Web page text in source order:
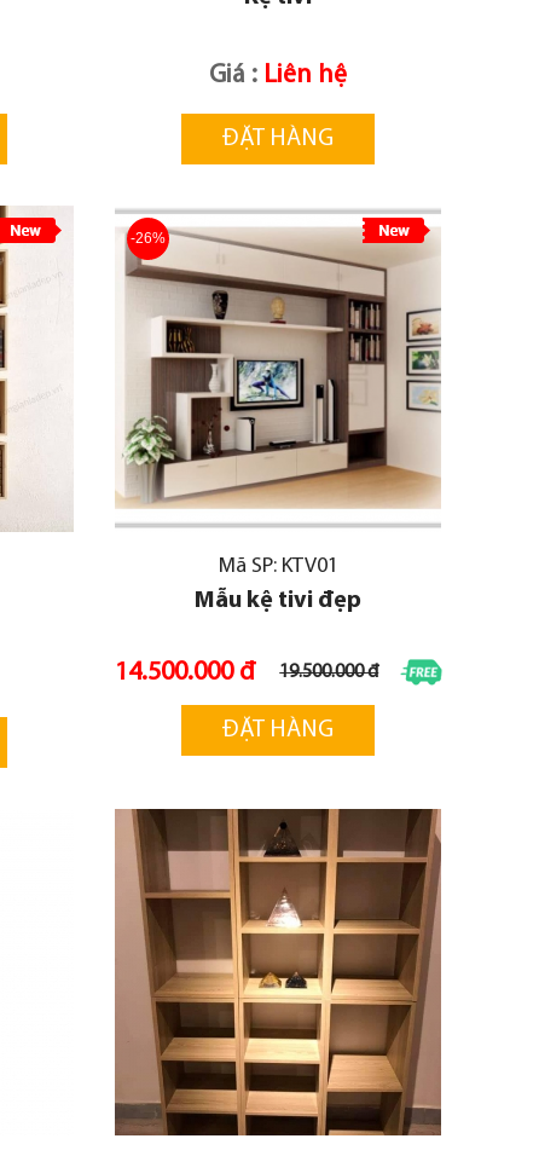
Giá : Liên hệ
ĐẶT HÀNG
Mã SP: KTV01
Mẫu kệ tivi đẹp
14.500.000 đ 19.500.000 đ
-26%
ĐẶT HÀNG